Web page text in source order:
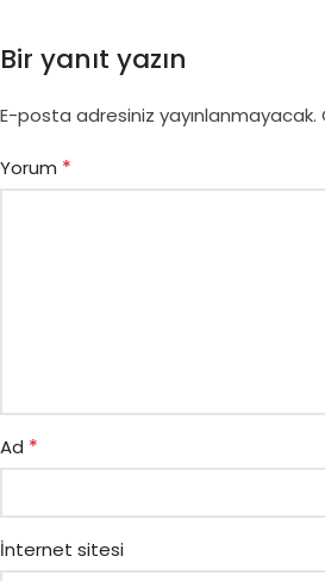
Bir yanıt yazın
E-posta adresiniz yayınlanmayacak.
Yorum *
Ad *
İnternet sitesi